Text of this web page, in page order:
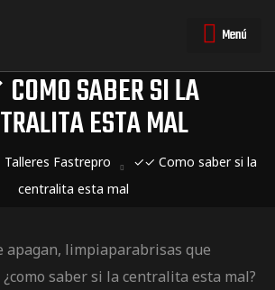
Menú
SABER SI LA
ESTA MAL
Talleres Fastrepro
✓✓ Como saber si la
centralita esta mal